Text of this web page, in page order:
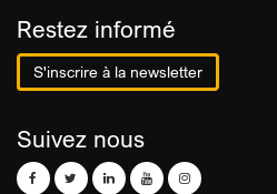
Restez informé
S'inscrire à la newsletter
Suivez nous